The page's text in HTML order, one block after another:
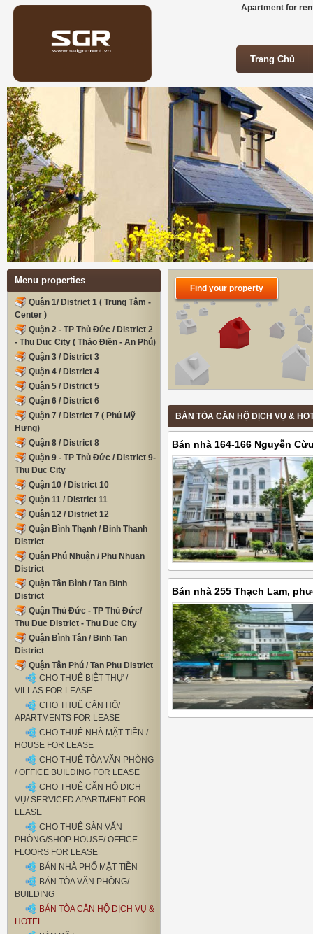
Apartment for
Trang Chủ
Trang Chủ
Menu properties
Quận 1/ District 1 ( Trung Tâm -
Center )
Quận 2 - TP Thủ Đức / District 2
- Thu Duc City ( Thảo Điền - An Phú)
Quận 3 / District 3
Quận 4 / District 4
Quận 5 / District 5
Quận 6 / District 6
Quận 7 / District 7 ( Phú Mỹ
Hưng)
Quận 8 / District 8
Quận 9 - TP Thủ Đức / District 9-
Thu Duc City
Quận 10 / District 10
Quận 11 / District 11
Quận 12 / District 12
Quận Bình Thạnh / Binh Thanh
District
Quận Phú Nhuận / Phu Nhuan
District
Quận Tân Bình / Tan Binh
District
Quận Thủ Đức - TP Thủ Đức/
Thu Duc District - Thu Duc City
Quận Bình Tân / Binh Tan
District
Quận Tân Phú / Tan Phu District
CHO THUÊ BIỆT THỰ /
VILLAS FOR LEASE
CHO THUÊ CĂN HỘ/
APARTMENTS FOR LEASE
CHO THUÊ NHÀ MẶT TIỀN /
HOUSE FOR LEASE
CHO THUÊ TÒA VĂN PHÒNG
/ OFFICE BUILDING FOR LEASE
CHO THUÊ CĂN HỘ DỊCH
VỤ/ SERVICED APARTMENT FOR
LEASE
CHO THUÊ SÀN VĂN
PHÒNG/SHOP HOUSE/ OFFICE
FLOORS FOR LEASE
BÁN NHÀ PHỐ MẶT TIỀN
BÁN TÒA VĂN PHÒNG/
BUILDING
BÁN TÒA CĂN HỘ DỊCH VỤ &
HOTEL
Find your property
BÁN TÒA CĂN HỘ DỊCH VỤ &
Bán nhà 164-166 Nguyễn
Nhì, Quận Tân Phú, diện tích
Bán nhà 255 Thạch Lam,
Tân Phú, diện tích 187m2,